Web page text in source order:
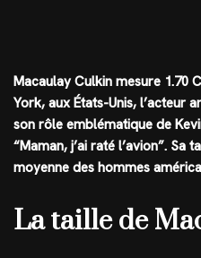
Macaulay Culkin mesure 1.70
York, aux États-Unis, l’acteur
son rôle emblématique de
“Maman, j’ai raté l’avion”. Sa
moyenne des hommes
La taille de